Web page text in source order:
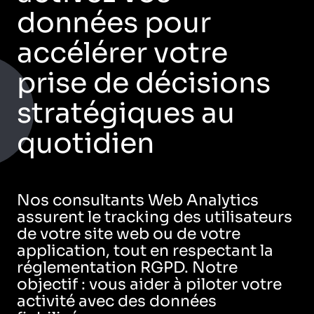
données pour
accélérer votre
prise de décisions
stratégiques au
quotidien
Nos consultants Web Analytics
assurent le tracking des utilisateurs
de votre site web ou de votre
application, tout en respectant la
réglementation RGPD. Notre
objectif : vous aider à piloter votre
activité avec des données